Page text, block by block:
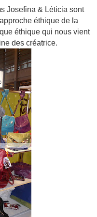
Josefina & Léticia sont
éthique de la
éthique qui nous vient
des créatrice.